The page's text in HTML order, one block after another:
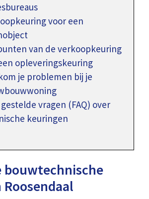
voor een
van de verkoopkeuring
opleveringskeuring
je problemen bij je
gestelde vragen (FAQ) over
keuringen
bouwtechnische